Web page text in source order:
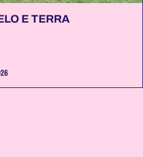
E TERRA